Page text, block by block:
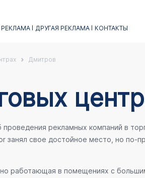
ДРУГАЯ РЕКЛАМА КОНТАКТЫ
Дмитров
рекламных компаний в
занял свое достойное место, но
работающая в помещениях с